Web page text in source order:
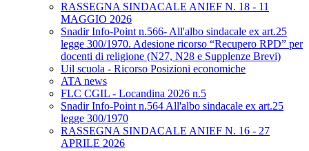
RASSEGNA SINDACALE ANIEF N. 18 - 11
MAGGIO 2026
Snadir Info-Point n.566- All'albo sindacale ex art.25
legge 300/1970. Adesione ricorso “Recupero RPD” per
docenti di religione (N27, N28 e Supplenze Brevi)
Uil scuola - Ricorso Posizioni economiche
ATA news
FLC CGIL - Locandina 2026 n.5
Snadir Info-Point n.564 All'albo sindacale ex art.25
legge 300/1970
RASSEGNA SINDACALE ANIEF N. 16 - 27
APRILE 2026